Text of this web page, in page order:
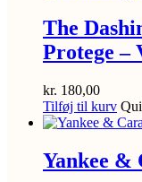
The
Protege –
kr. 180,00
Tilføj til kurv
Yankee &